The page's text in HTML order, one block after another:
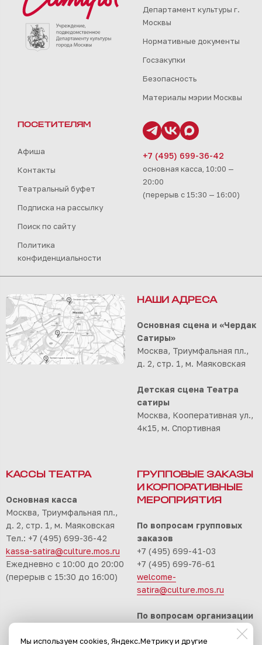
Департамент культуры г.
Москвы
Нормативные документы
Госзакупки
Безопасность
Материалы мэрии Москвы
ПОСЕТИТЕЛЯМ
Афиша
Контакты
Театральный буфет
Подписка на рассылку
Поиск по сайту
Политика
конфиденциальности
+7 (495) 699-36-42
основная касса, 10:00 —
20:00
(перерыв с 15:30 — 16:00)
НАШИ АДРЕСА
Основная сцена и «Чердак
Сатиры»
Москва, Триумфальная пл.,
д. 2, стр. 1, м. Маяковская
Детская сцена Театра
сатиры
Москва, Кооперативная ул.,
4к15, м. Спортивная
КАССЫ ТЕАТРА
Основная касса
Москва, Триумфальная пл.,
д. 2, стр. 1, м. Маяковская
Тел.: +7 (495) 699-36-42
kassa-satira@culture.mos.ru
Ежедневно с 10:00 до 20:00
(перерыв с 15:30 до 16:00)
ГРУППОВЫЕ ЗАКАЗЫ
И КОРПОРАТИВНЫЕ
МЕРОПРИЯТИЯ
По вопросам групповых
заказов
+7 (495) 699-41-03
+7 (495) 699-76-61
welcome-
satira@culture.mos.ru
По вопросам организации
мероприятий
Мы используем cookies, Яндекс.Метрику и другие